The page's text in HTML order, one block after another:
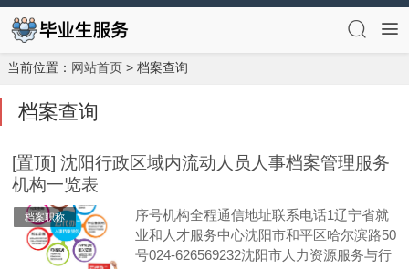
当前位置： 网站首页 > 档案查询
档案查询
[置顶] 沈阳行政区域内流动人员人事档案管理服务
机构一览表
档案职称
序号机构全程通信地址联系电话1辽宁省就
业和人才服务中心沈阳市和平区哈尔滨路50
号024-626569232沈阳市人力资源服务与行